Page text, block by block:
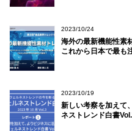
2023/10/24
海外の最新機能性素
これから日本で最も
2023/10/19
新しい考察を加えて
ネストレンド白書